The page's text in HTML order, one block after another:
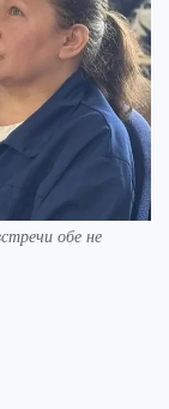
обе не